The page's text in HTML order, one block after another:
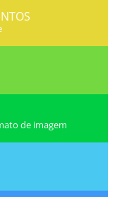
de imagem